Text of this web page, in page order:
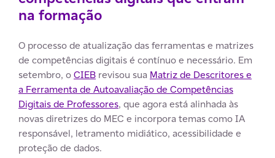
na formação
O processo de atualização das ferramentas e matrizes
de competências digitais é contínuo e necessário. Em
setembro, oCIEB revisou sua Matriz de Descritores e
a Ferramenta de Autoavaliação de Competências
Digitais de Professores, que agora está alinhada às
novas diretrizes do MEC e incorpora temas como IA
responsável, letramento midiático, acessibilidade e
proteção de dados.